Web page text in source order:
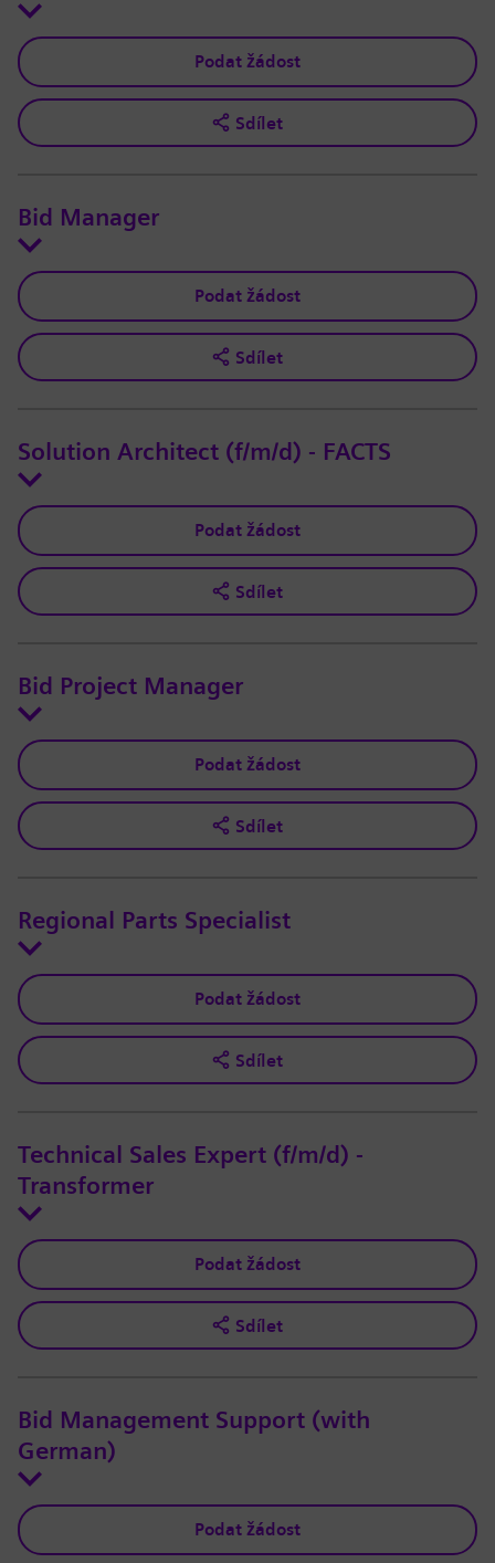
Podat žádost
Sdílet
Bid Manager
Podat žádost
Sdílet
Solution Architect (f/m/d) - FACTS
Podat žádost
Sdílet
Bid Project Manager
Podat žádost
Sdílet
Regional Parts Specialist
Podat žádost
Sdílet
Technical Sales Expert (f/m/d) -
Transformer
Podat žádost
Sdílet
Bid Management Support (with
German)
Podat žádost